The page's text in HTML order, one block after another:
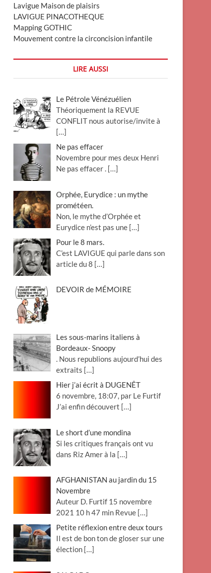
Lavigue Maison de plaisirs
LAVIGUE PINACOTHEQUE
Mapping GOTHIC
Mouvement contre la circoncision infantile
LIRE AUSSI
Le Pétrole Vénézuélien
Théoriquement la REVUE
CONFLIT nous autorise/invite à
[…]
Ne pas effacer
Novembre pour mes deux Henri
Ne pas effacer . […]
Orphée, Eurydice : un mythe
prométéen.
Non, le mythe d’Orphée et
Eurydice n’est pas une […]
Pour le 8 mars.
C’est LAVIGUE qui parle dans son
article du 8 […]
DEVOIR de MÉMOIRE
Les sous-marins italiens à
Bordeaux- Snoopy
. Nous republions aujourd’hui des
extraits […]
Hier j’ai écrit à DUGENÊT
6 novembre, 18:07, par Le Furtif
J’ai enfin découvert […]
Le short d’une mondina
Si les critiques français ont vu
dans Riz Amer à la […]
AFGHANISTAN au jardin du 15
Novembre
Auteur D. Furtif 15 novembre
2021 10 h 47 min Revue […]
Petite réflexion entre deux tours
Il est de bon ton de gloser sur une
élection […]